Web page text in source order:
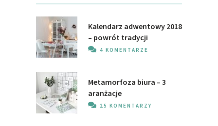
Kalendarz adwentowy 2018
– powrót tradycji
4 KOMENTARZE
Metamorfoza biura – 3
aranżacje
25 KOMENTARZY